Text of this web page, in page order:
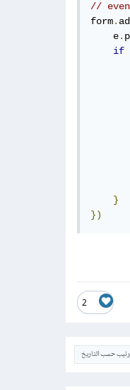
//
form.
    e
.
if
}
})
2
حسب التاريخ